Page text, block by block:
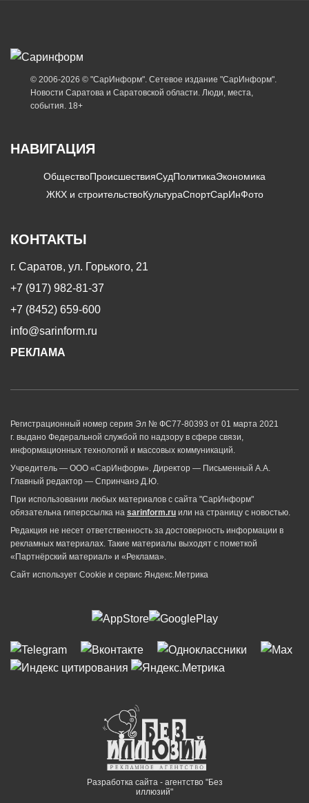
© 2006-2026 © "СарИнформ". Сетевое издание "СарИнформ".
Новости Саратова и Саратовской области. Люди, места,
события. 18+
НАВИГАЦИЯ
ОбществоПроисшествияСудПолитикаЭкономика
ЖКХ и строительствоКультураСпортСарИнФото
КОНТАКТЫ
г. Саратов, ул. Горького, 21
+7 (917) 982-81-37
+7 (8452) 659-600
info@sarinform.ru
РЕКЛАМА
Регистрационный номер серия Эл № ФС77-80393 от 01 марта 2021
г. выдано Федеральной службой по надзору в сфере связи,
информационных технологий и массовых коммуникаций.
Учредитель — ООО «СарИнформ». Директор — Письменный А.А.
Главный редактор — Спринчанэ Д.Ю.
При использовании любых материалов с сайта "СарИнформ"
обязательна гиперссылка на sarinform.ru или на страницу с новостью.
Редакция не несет ответственность за достоверность информации в
рекламных материалах. Такие материалы выходят с пометкой
«Партнёрский материал» и «Реклама».
Сайт использует Cookie и сервиc Яндекс.Метрика
Разработка сайта - агентство "Без
иллюзий"